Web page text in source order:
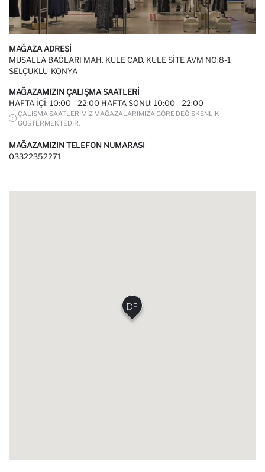
MAĞAZA ADRESI
MUSALLA BAĞLARI MAH. KULE CAD. KULE SITE AVM NO:8-1
SELÇUKLU-KONYA
MAĞAZAMIZIN ÇALIŞMA SAATLERI
HAFTA IÇI: 10:00 - 22:00 HAFTA SONU: 10:00 - 22:00
ÇALIŞMA SAATLERIMIZ MAĞAZALARIMIZA GÖRE DEĞIŞKENLIK
GÖSTERMEKTEDIR.
MAĞAZAMIZIN TELEFON NUMARASI
03322352271